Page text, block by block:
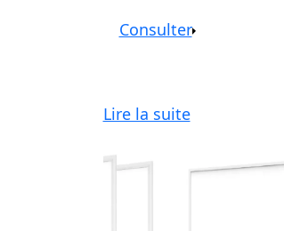
Consulter
Lire la suite